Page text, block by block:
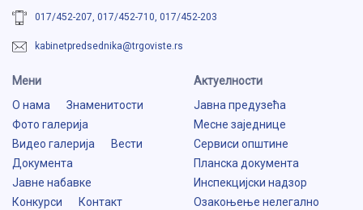
017/452-207, 017/452-710, 017/452-203
kabinetpredsednika@trgoviste.rs
Мени
О нама
Знаменитости
Фото галерија
Видео галерија
Вести
Документа
Јавне набавке
Конкурси
Контакт
Aктуелности
Јавна предузећа
Месне заједнице
Сервиси општине
Планска документа
Инспекцијски надзор
Озакоњење нелегално